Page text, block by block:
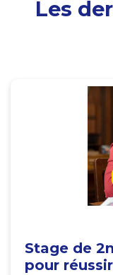
Les
Stage de
pour réussir